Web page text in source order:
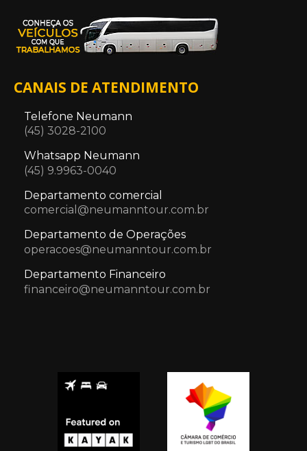
CANAIS DE ATENDIMENTO
Telefone Neumann
(45) 3028-2100
Whatsapp Neumann
(45) 9.9963-0040
Departamento comercial
comercial@neumanntour.com.br
Departamento de Operações
operacoes@neumanntour.com.br
Departamento Financeiro
financeiro@neumanntour.com.br